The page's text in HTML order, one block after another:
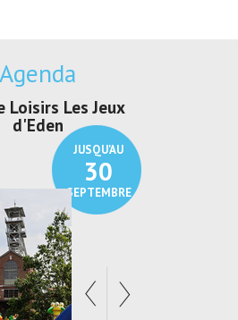
Agenda
JUSQU'AU
30
SEPTEMBRE
Loisirs Les Jeux
d'Eden